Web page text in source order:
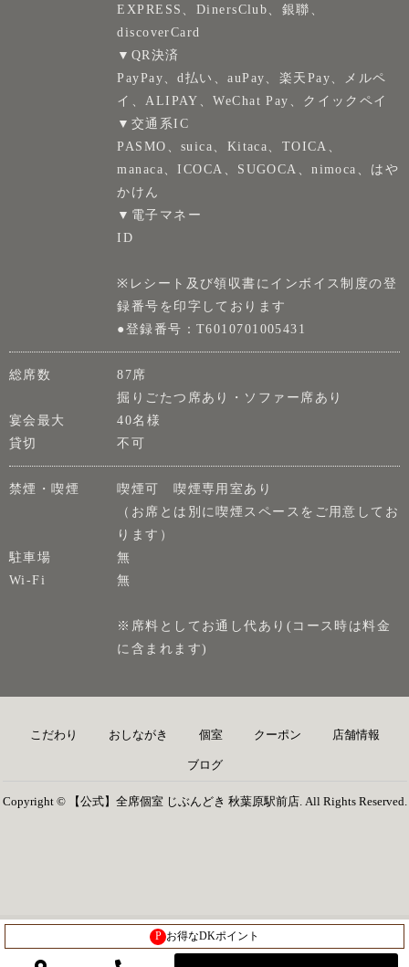
EXPRESS、DinersClub、銀聯、
discoverCard
▼QR決済
PayPay、d払い、auPay、楽天Pay、メルペ
イ、ALIPAY、WeChat Pay、クイックペイ
▼交通系IC
PASMO、suica、Kitaca、TOICA、
manaca、ICOCA、SUGOCA、nimoca、はや
かけん
▼電子マネー
ID
※レシート及び領収書にインボイス制度の登
録番号を印字しております
●登録番号：T6010701005431
総席数
87席
掘りごたつ席あり・ソファー席あり
宴会最大
40名様
貸切
不可
禁煙・喫煙
喫煙可 喫煙専用室あり
（お席とは別に喫煙スペースをご用意してお
ります）
駐車場
無
Wi-Fi
無
※席料としてお通し代あり(コース時は料金
に含まれます)
こだわり おしながき 個室 クーポン 店舗情報
ブログ
Copyright © 【公式】全席個室 じぶんどき 秋葉原駅前店. All Rights Reserved.
P お得なDKポイント